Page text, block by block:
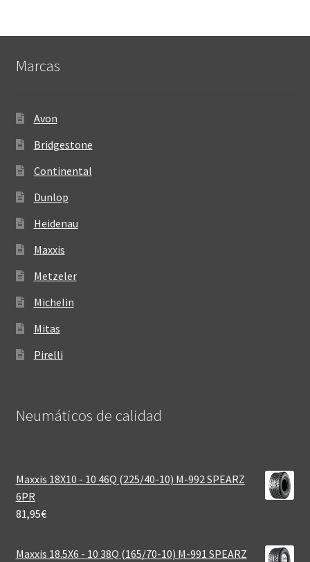
Marcas
Avon
Bridgestone
Continental
Dunlop
Heidenau
Maxxis
Metzeler
Michelin
Mitas
Pirelli
Neumáticos de calidad‎
Maxxis 18X10 - 10 46Q (225/40-10) M-992 SPEARZ
6PR
81,95€
Maxxis 18.5X6 - 10 38Q (165/70-10) M-991 SPEARZ